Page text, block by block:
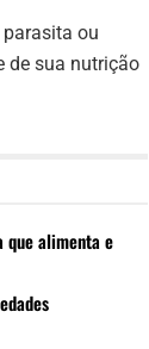
ou
de sua nutrição
que alimenta e